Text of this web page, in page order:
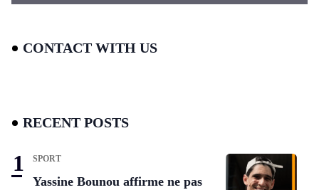
CONTACT WITH US
RECENT POSTS
SPORT
Yassine Bounou affirme ne pas